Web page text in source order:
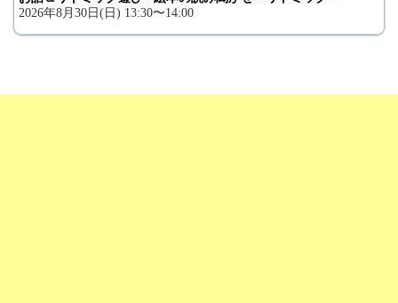
2026年8月30日(日) 13:30〜14:00